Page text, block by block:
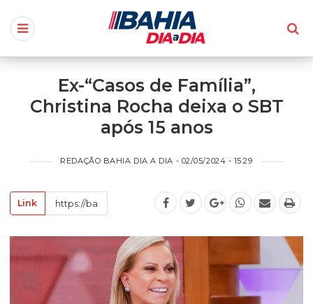
Ex-“Casos de Família”,
Christina Rocha deixa o SBT
após 15 anos
REDAÇÃO BAHIA DIA A DIA - 02/05/2024 - 15:29
Link